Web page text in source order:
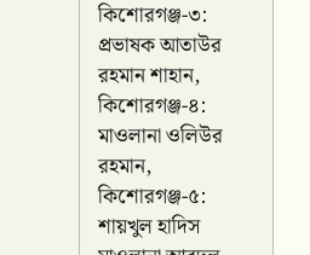
কিশোরগঞ্জ-৩:
প্রভাষক আতাউর
রহমান শাহান,
কিশোরগঞ্জ-৪:
মাওলানা ওলিউর
রহমান,
কিশোরগঞ্জ-৫:
শায়খুল হাদিস